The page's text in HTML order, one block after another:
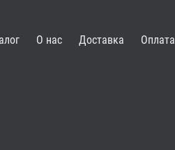
О нас Доставка Оплата